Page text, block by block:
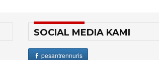
SOCIAL MEDIA KAMI
pesantrennuris